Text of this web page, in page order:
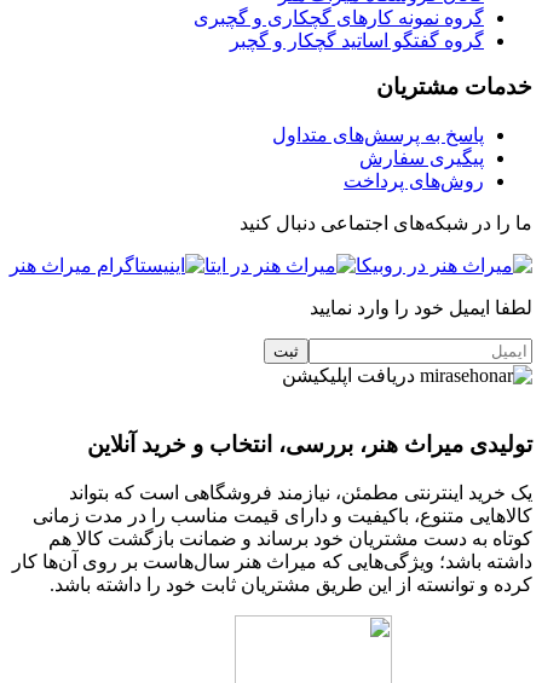
گروه نمونه کارهای گچکاری و گچبری
گروه گفتگو اساتید گچکار و گچبر
خدمات مشتریان
پاسخ به پرسش‌های متداول
پیگیری سفارش
روش‌های پرداخت
ما را در شبکه‌های اجتماعی دنبال کنید
لطفا ایمیل خود را وارد نمایید
دریافت اپلیکیشن
تولیدی میراث هنر، بررسی، انتخاب و خرید آنلاین
یک خرید اینترنتی مطمئن، نیازمند فروشگاهی است که بتواند
کالاهایی متنوع، باکیفیت و دارای قیمت مناسب را در مدت زمانی
کوتاه به دست مشتریان خود برساند و ضمانت بازگشت کالا هم
داشته باشد؛ ویژگی‌هایی که میراث هنر سال‌هاست بر روی آن‌ها کار
کرده و توانسته از این طریق مشتریان ثابت خود را داشته باشد.